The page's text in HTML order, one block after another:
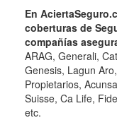
En
coberturas de
compañías
ARAG, Generali,
Genesis, Lagun
Propietarios,
Suisse, Ca Life,
etc.